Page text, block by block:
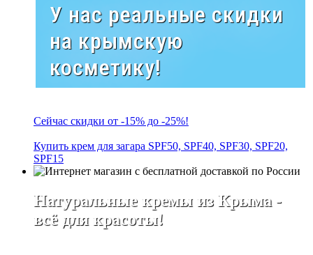
У нас реальные скидки
на крымскую
косметику!
Сейчас скидки от -15% до -25%!
Купить крем для загара SPF50, SPF40, SPF30, SPF20,
SPF15
Натуральные кремы из Крыма -
всё для красоты!